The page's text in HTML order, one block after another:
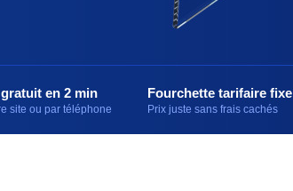
en 2 min
site ou par téléphone
Fourchette tarifaire fixe
Prix juste sans frais cachés